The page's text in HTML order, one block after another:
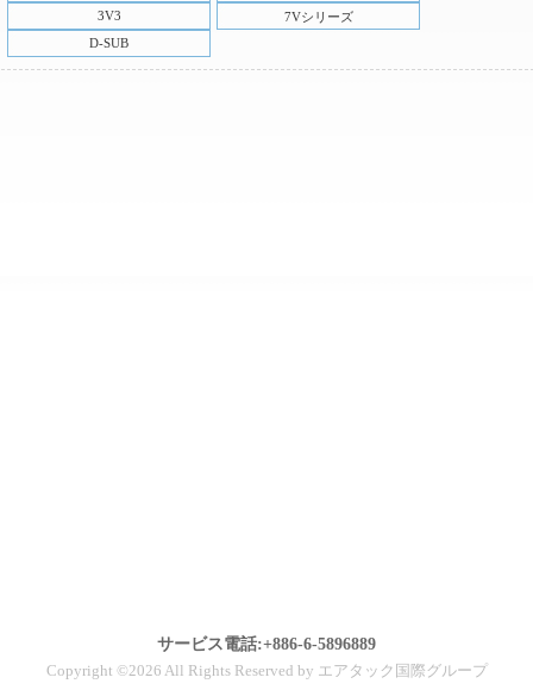
3V3
7Vシリーズ
D-SUB
サービス電話:+886-6-5896889
Copyright ©2026 All Rights Reserved by エアタック国際グループ